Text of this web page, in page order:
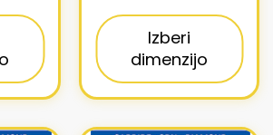
Izberi
dimenzijo